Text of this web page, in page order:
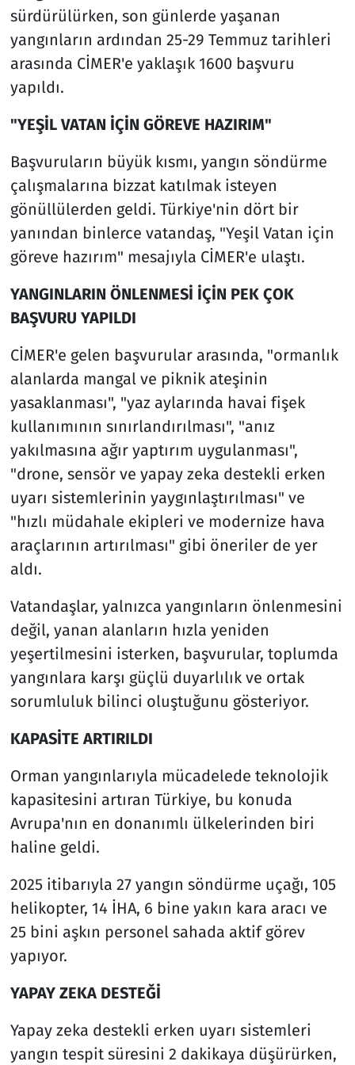
sürdürülürken, son günlerde yaşanan
yangınların ardından 25-29 Temmuz tarihleri
arasında CİMER'e yaklaşık 1600 başvuru
yapıldı.
"YEŞİL VATAN İÇİN GÖREVE HAZIRIM"
Başvuruların büyük kısmı, yangın söndürme
çalışmalarına bizzat katılmak isteyen
gönüllülerden geldi. Türkiye'nin dört bir
yanından binlerce vatandaş, "Yeşil Vatan için
göreve hazırım" mesajıyla CİMER'e ulaştı.
YANGINLARIN ÖNLENMESİ İÇİN PEK ÇOK
BAŞVURU YAPILDI
CİMER'e gelen başvurular arasında, "ormanlık
alanlarda mangal ve piknik ateşinin
yasaklanması", "yaz aylarında havai fişek
kullanımının sınırlandırılması", "anız
yakılmasına ağır yaptırım uygulanması",
"drone, sensör ve yapay zeka destekli erken
uyarı sistemlerinin yaygınlaştırılması" ve
"hızlı müdahale ekipleri ve modernize hava
araçlarının artırılması" gibi öneriler de yer
aldı.
Vatandaşlar, yalnızca yangınların önlenmesini
değil, yanan alanların hızla yeniden
yeşertilmesini isterken, başvurular, toplumda
yangınlara karşı güçlü duyarlılık ve ortak
sorumluluk bilinci oluştuğunu gösteriyor.
KAPASİTE ARTIRILDI
Orman yangınlarıyla mücadelede teknolojik
kapasitesini artıran Türkiye, bu konuda
Avrupa'nın en donanımlı ülkelerinden biri
haline geldi.
2025 itibarıyla 27 yangın söndürme uçağı, 105
helikopter, 14 İHA, 6 bine yakın kara aracı ve
25 bini aşkın personel sahada aktif görev
yapıyor.
YAPAY ZEKA DESTEĞİ
Yapay zeka destekli erken uyarı sistemleri
yangın tespit süresini 2 dakikaya düşürürken,